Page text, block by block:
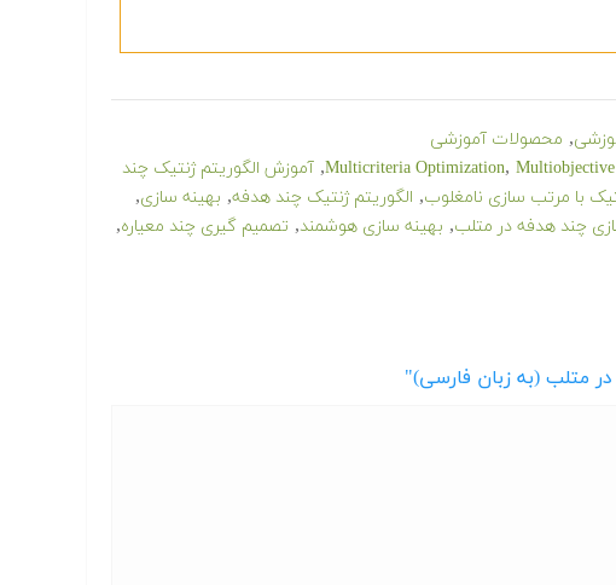
, محصولات آموزشی
Multicriteria Optimization,
, آموزش الگوریتم ژنتیک چند
با مرتب سازی نامغلوب, الگوریتم ژنتیک چند هدفه, بهینه سازی,
چند هدفه در متلب, بهینه سازی هوشمند, تصمیم گیری چند معیاره,